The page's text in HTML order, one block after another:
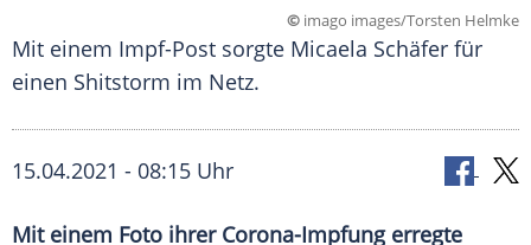
© imago images/Torsten Helmke
Mit einem Impf-Post sorgte Micaela Schäfer für
einen Shitstorm im Netz.
15.04.2021 - 08:15 Uhr
Mit einem Foto ihrer Corona-Impfung erregte